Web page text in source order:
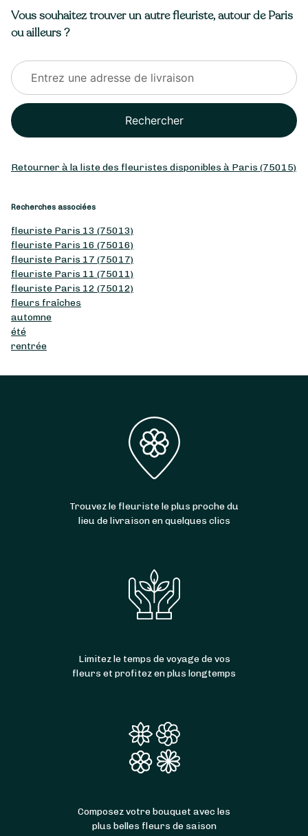
Vous souhaitez trouver un autre fleuriste, autour de Paris
ou ailleurs ?
Rechercher
Retourner à la liste des fleuristes disponibles à Paris (75015)
Recherches associées
fleuriste Paris 13 (75013)
fleuriste Paris 16 (75016)
fleuriste Paris 17 (75017)
fleuriste Paris 11 (75011)
fleuriste Paris 12 (75012)
fleurs fraîches
automne
été
rentrée
Trouvez le fleuriste le plus proche du
lieu de livraison en quelques clics
Limitez le temps de voyage de vos
fleurs et profitez en plus longtemps
Composez votre bouquet avec les
plus belles fleurs de saison